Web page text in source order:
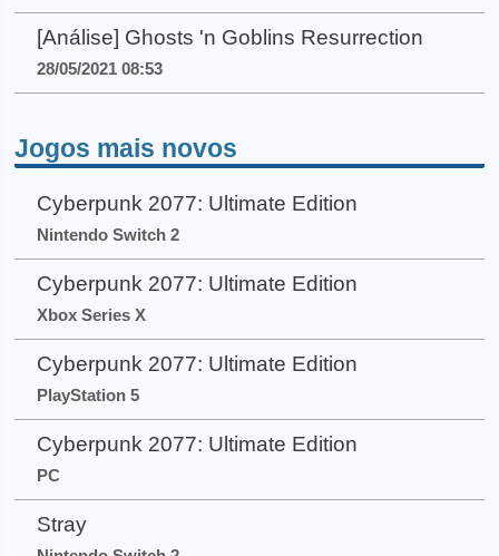
[Análise] Ghosts 'n Goblins Resurrection
28/05/2021 08:53
Jogos mais novos
Cyberpunk 2077: Ultimate Edition
Nintendo Switch 2
Cyberpunk 2077: Ultimate Edition
Xbox Series X
Cyberpunk 2077: Ultimate Edition
PlayStation 5
Cyberpunk 2077: Ultimate Edition
PC
Stray